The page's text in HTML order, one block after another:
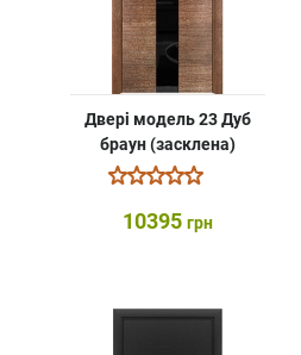
Двері модель 23 Дуб
браун (засклена)
10395 грн